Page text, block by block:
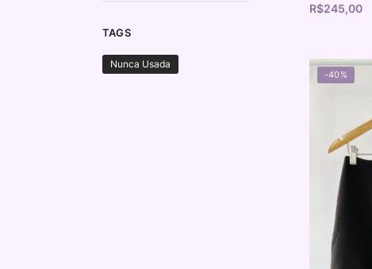
R$245,00
-40%
TAGS
Nunca Usada